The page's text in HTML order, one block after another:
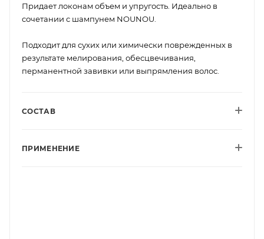
Придает локонам объем и упругость. Идеально в
сочетании с шампунем NOUNOU.
Подходит для сухих или химически поврежденных в
результате мелирования, обесцвечивания,
перманентной завивки или выпрямления волос.
СОСТАВ
ПРИМЕНЕНИЕ